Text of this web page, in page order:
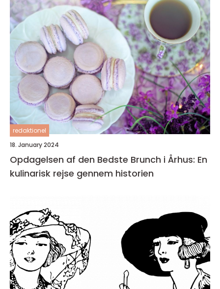
redaktionel
18. January 2024
Opdagelsen af den Bedste Brunch i Århus: En
kulinarisk rejse gennem historien